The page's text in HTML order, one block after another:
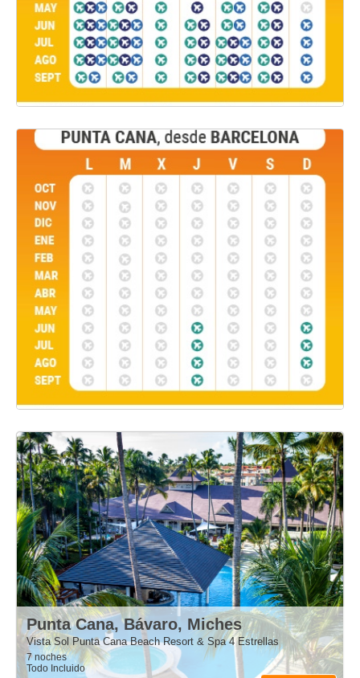
Punta Cana, Bávaro, Miches
Vista Sol Punta Cana Beach Resort & Spa 4 Estrellas
7 noches
Todo Incluido